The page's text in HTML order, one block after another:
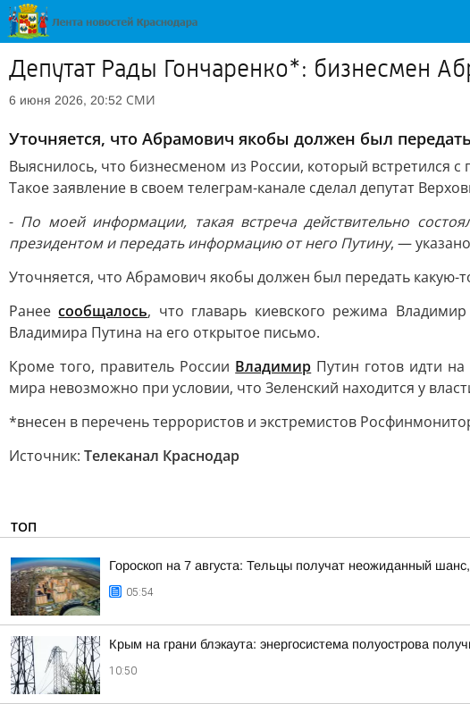
Депутат Рады Гончаренко*: бизнесмен
6 июня 2026, 20:52 СМИ
Уточняется, что Абрамович якобы должен был
Выяснилось, что бизнесменом из России, который встретился
Такое заявление в своем телеграм-канале сделал депутат
- По моей информации, такая встреча действительно
президентом и передать информацию от него Путину, —
Уточняется, что Абрамович якобы должен был передать
Ранеесообщалось, что главарь киевского режима
Владимира Путина на его открытое письмо.
Кроме того, правитель России Владимир Путин готов идти
мира невозможно при условии, что Зеленский находится у
*внесен в перечень террористов и экстремистов
Источник: Телеканал Краснодар
ТОП
Гороскоп на 7 августа: Тельцы получат неожиданный
05:54
Крым на грани блэкаута: энергосистема полуострова
10:50